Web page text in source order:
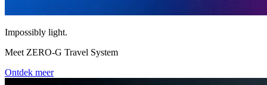
Impossibly light.
Meet ZERO-G Travel System
Ontdek meer